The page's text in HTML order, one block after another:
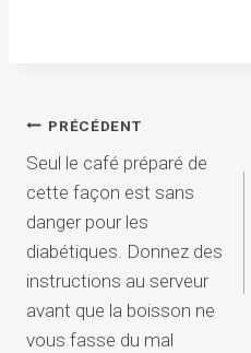
Navigation
de
l’article
PRÉCÉDENT
Seul le café préparé de
cette façon est sans
danger pour les
diabétiques. Donnez des
instructions au serveur
avant que la boisson ne
vous fasse du mal